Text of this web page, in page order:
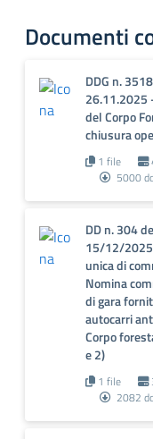
Documenti
DDG n.
26.11.2025
del Corpo
chiusura
1 file
5000
DD n. 304
15/12/
unica di
Nomina
di gara
autocarri
Corpo
e 2)
1 file
2082